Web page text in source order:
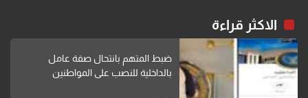
الاكثر قراءة
ضبط المتهم بانتحال صفة عامل
بالداخلية للنصب على المواطنين